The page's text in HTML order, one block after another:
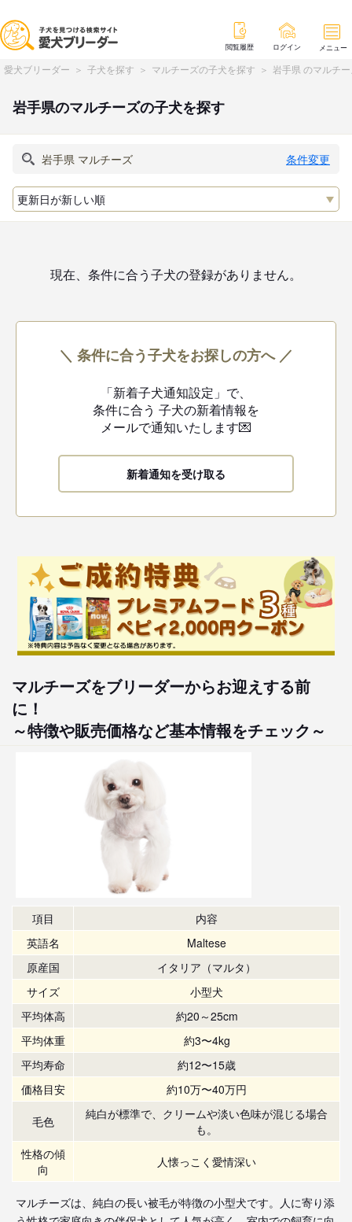
閲覧履歴 ログイン メニュー
愛犬ブリーダー 子犬を探す マルチーズの子犬を探す 岩手県 のマルチ
岩手県のマルチーズの子犬を探す
条件変更
現在、条件に合う子犬の登録がありません。
＼ 条件に合う子犬をお探しの方へ ／
「新着子犬通知設定」で、
条件に合う 子犬の新着情報を
メールで通知いたします💌
新着通知を受け取る
マルチーズをブリーダーからお迎えする前
に！
～特徴や販売価格など基本情報をチェック～
項目
内容
英語名
Maltese
原産国
イタリア（マルタ）
サイズ
小型犬
平均体高
約20～25cm
平均体重
約3〜4kg
平均寿命
約12〜15歳
価格目安
約10万〜40万円
毛色
純白が標準で、クリームや淡い色味が混じる場合
も。
性格の傾
向
人懐っこく愛情深い
マルチーズは、純白の長い被毛が特徴の小型犬です。人に寄り添